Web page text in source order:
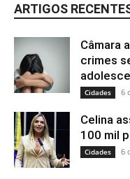
ARTIGOS
Câmara
crimes
Cidades 6
Celina
100 mil
Cidades 6